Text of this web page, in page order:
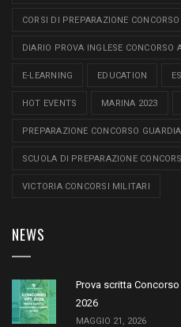
CORSI DI PREPARAZIONE
DIARIO PROVA INGLESE CONCORSO
E-LEARNING EDUCATION
HOT EVENTS MARINA 2023
PREPARAZIONE CONCORSO
SCUOLA DI PREPARAZIONE
VICTORIA CONCORSI MILITARI
NEWS
Prova scritta
2026
MAGGIO 21, 2026